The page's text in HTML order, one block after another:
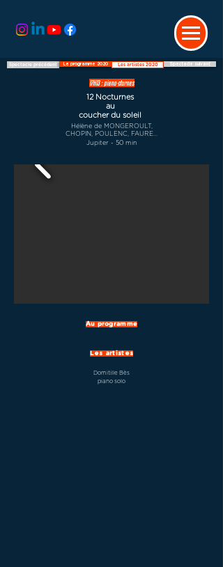
Spectacle précédent Le programme 2020 Les artistes 2020 Spectacle suivant
17H13 : piano-cturnes
12 Nocturnes
au
coucher du soleil
Hélène de MONGEROULT,
CHOPIN, POULENC, FAURE...
Jupiter - 50 min
Au programme
Les artistes
Domitille Bès
piano solo